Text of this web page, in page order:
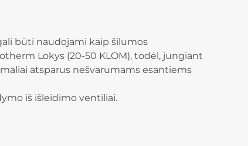
būti naudojami kaip šilumos
Lokys (20-50 KLOM), todėl, jungiant
atsparus nešvarumams esantiems
iš išleidimo ventiliai.